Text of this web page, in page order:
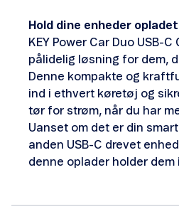
Hold dine enheder
KEY Power Car Duo USB-C
pålidelig løsning for dem,
Denne kompakte og
ind i ethvert køretøj og
tør for strøm, når du har
Uanset om det er din
anden USB-C drevet
denne oplader holder dem